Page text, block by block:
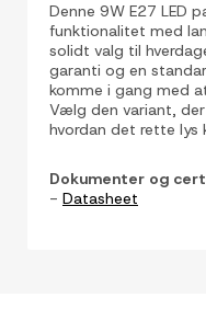
Denne 9W E27 LED
funktionalitet med
solidt valg til
garanti og en
komme i gang med
Vælg den variant,
hvordan det rette lys
Dokumenter og
- Datasheet